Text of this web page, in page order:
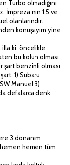
Turbo olmadığını
İmpreza nın 1,5 ve
olanlarındır.
konuşayım yine
illa ki; öncelikle
bu kolun olması
şart benzinli olması
1) Subaru
Manuel 3)
defalarca denk
3 donanım
hemen tüm